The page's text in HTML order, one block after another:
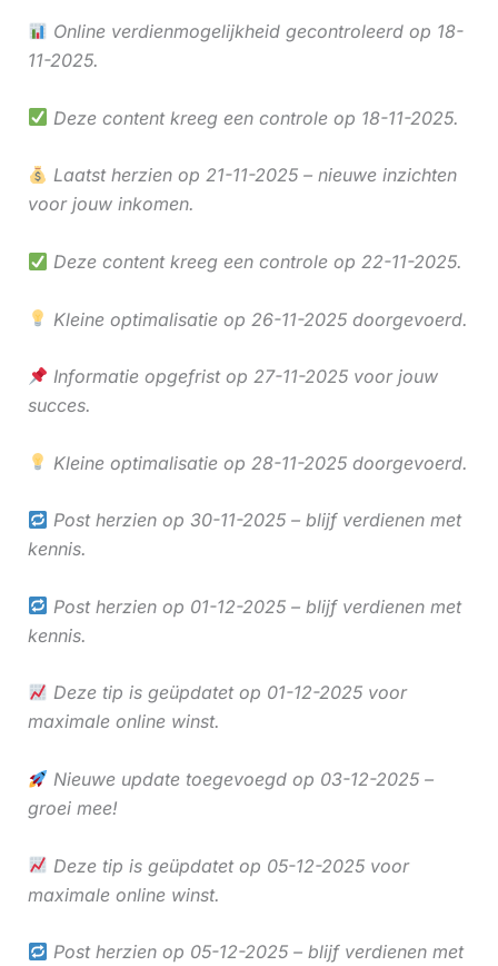
Online verdienmogelijkheid gecontroleerd op 18-
11-2025.
Deze content kreeg een controle op 18-11-2025.
Laatst herzien op 21-11-2025 – nieuwe inzichten
voor jouw inkomen.
Deze content kreeg een controle op 22-11-2025.
Kleine optimalisatie op 26-11-2025 doorgevoerd.
Informatie opgefrist op 27-11-2025 voor jouw
succes.
Kleine optimalisatie op 28-11-2025 doorgevoerd.
Post herzien op 30-11-2025 – blijf verdienen met
kennis.
Post herzien op 01-12-2025 – blijf verdienen met
kennis.
Deze tip is geüpdatet op 01-12-2025 voor
maximale online winst.
Nieuwe update toegevoegd op 03-12-2025 –
groei mee!
Deze tip is geüpdatet op 05-12-2025 voor
maximale online winst.
Post herzien op 05-12-2025 – blijf verdienen met